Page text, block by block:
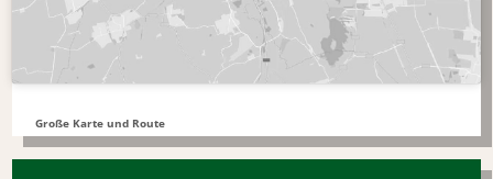
Große Karte und Route